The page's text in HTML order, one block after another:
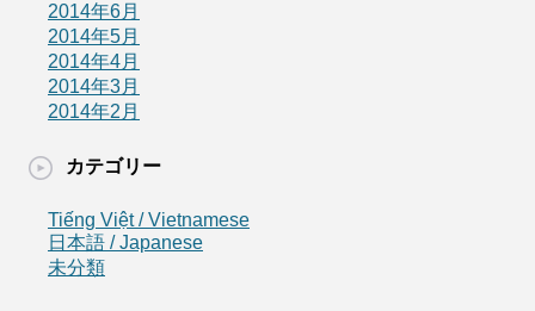
2014年6月
2014年5月
2014年4月
2014年3月
2014年2月
カテゴリー
Tiếng Việt / Vietnamese
日本語 / Japanese
未分類